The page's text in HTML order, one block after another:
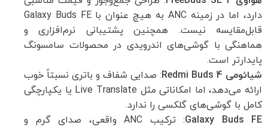
دارد، اما در زمینه ANC به هیچ عنوان با Galaxy Buds FE
قابل‌مقایسه نیست. همچنین پشتیبانی نرم‌افزاری و
هماهنگی با گوشی‌های اندرویدی در محصولات سامسونگ
پایدارتر است.
شیائومی Redmi Buds 4
: صدایی شفاف و باتری نسبتاً خوب
ارائه می‌دهد، اما امکاناتی مثل Live Translate یا یکپارچگی
کامل با گوشی‌های گلکسی را ندارد.
Galaxy Buds FE
: ترکیب ANC واقعی، صدای گرم و